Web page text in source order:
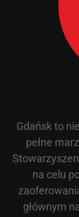
Gdańsk to
pełne
na celu
głównym